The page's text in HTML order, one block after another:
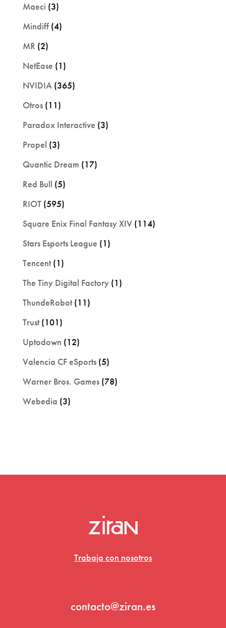
Maeci (3)
Mindiff(4)
MR (2)
NetEase (1)
NVIDIA(365)
Otros(11)
Paradox Interactive (3)
Propel (3)
Quantic Dream (17)
Red Bull (5)
RIOT(595)
Square Enix Final Fantasy XIV(114)
Stars Esports League (1)
Tencent(1)
The Tiny Digital Factory(1)
ThundeRobot(11)
Trust(101)
Uptodown (12)
Valencia CF eSports(5)
Warner Bros. Games(78)
Webedia (3)
Trabaja con nosotros
contacto@ziran.es